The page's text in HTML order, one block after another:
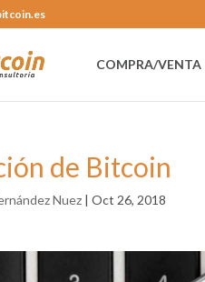
COMPRA/VENTA
de Bitcoin
Nuez |Oct 26, 2018